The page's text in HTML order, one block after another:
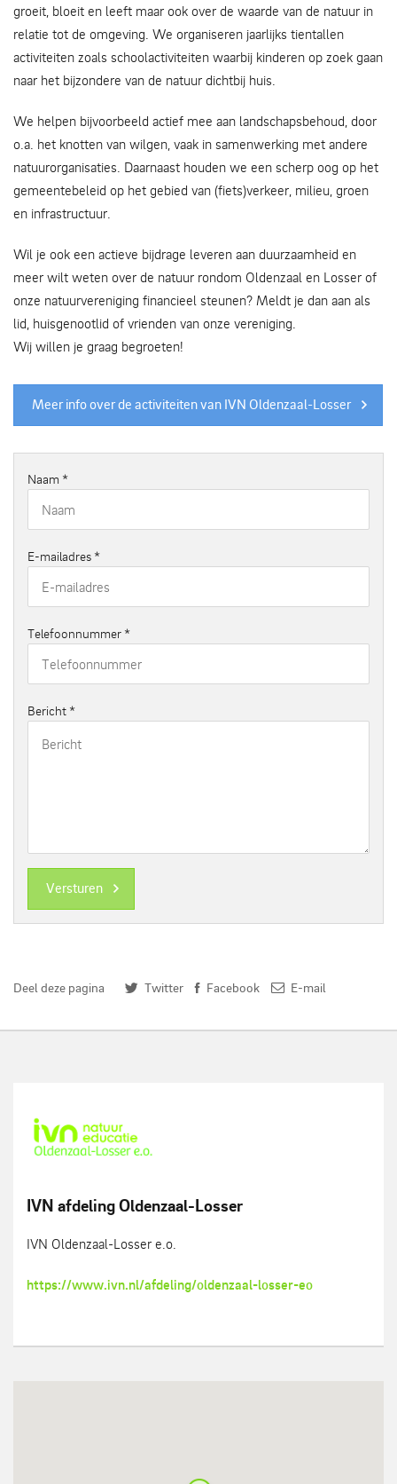
groeit, bloeit en leeft maar ook over de waarde van de natuur in
relatie tot de omgeving. We organiseren jaarlijks tientallen
activiteiten zoals schoolactiviteiten waarbij kinderen op zoek gaan
naar het bijzondere van de natuur dichtbij huis.
We helpen bijvoorbeeld actief mee aan landschapsbehoud, door
o.a. het knotten van wilgen, vaak in samenwerking met andere
natuurorganisaties. Daarnaast houden we een scherp oog op het
gemeentebeleid op het gebied van (fiets)verkeer, milieu, groen
en infrastructuur.
Wil je ook een actieve bijdrage leveren aan duurzaamheid en
meer wilt weten over de natuur rondom Oldenzaal en Losser of
onze natuurvereniging financieel steunen? Meldt je dan aan als
lid, huisgenootlid of vrienden van onze vereniging.
Wij willen je graag begroeten!
Meer info over de activiteiten van IVN Oldenzaal-Losser
Naam *
E-mailadres *
Telefoonnummer *
Bericht *
Versturen
Deel deze pagina Twitter Facebook E-mail
IVN afdeling Oldenzaal-Losser
IVN Oldenzaal-Losser e.o.
https://www.ivn.nl/afdeling/oldenzaal-losser-eo